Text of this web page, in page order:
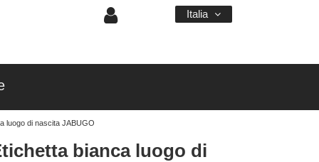
Italia
luogo di nascita JABUGO
bianca luogo di